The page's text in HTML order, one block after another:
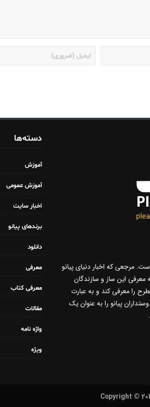
مرجعی که اخبار دنیای پیانو
این ساز و سازندگان
را معرفی کند و به عبارت
پیانو را به عنوان یک
دسته‌ها
آموزش
آموزش عمومی
اخبار سایت
برندهای پیانو
دانلود
معرفی
معرفی کتاب
مقالات
واژه نامه
ویژه
Copyright ©